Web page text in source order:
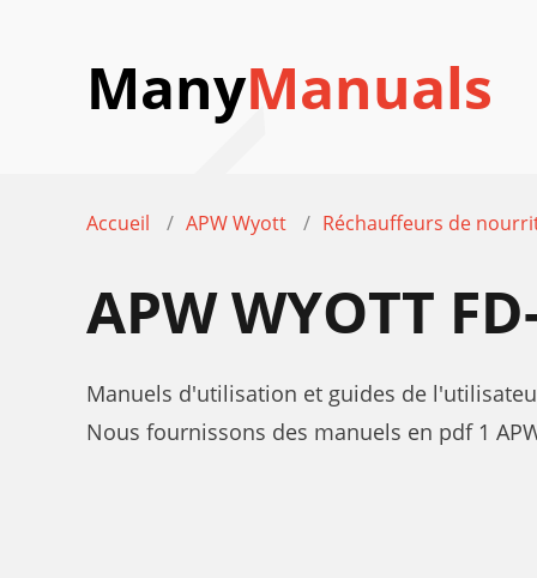
ManyManuals
Accueil APW Wyott Réchauffeurs de
APW WYOTT
Manuels d'utilisation et guides de
Nous fournissons des manuels en pdf 1